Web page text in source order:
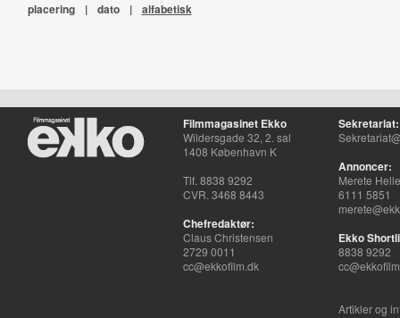
placering | dato | alfabetisk
Filmmagasinet Ekko
Wildersgade 32, 2. sal
1408 København K
Tlf. 8838 9292
CVR. 3468 8443
Chefredaktør:
Claus Christensen
2729 0011
cc@ekkofilm.dk
Sekretariat:
Annoncer:
Merete
6111 5851
Ekko
8838 9292
Artikler og